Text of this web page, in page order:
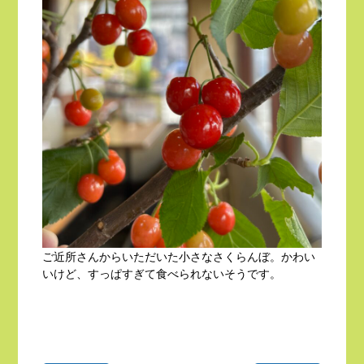
ご近所さんからいただいた小さなさくらんぼ。かわい
いけど、すっぱすぎて食べられないそうです。